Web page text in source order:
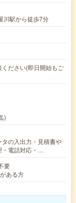
川駅から徒歩7分
ださい(即日開始もご
)
タの入出力・見積書や
・電話対応・…
要
ある方